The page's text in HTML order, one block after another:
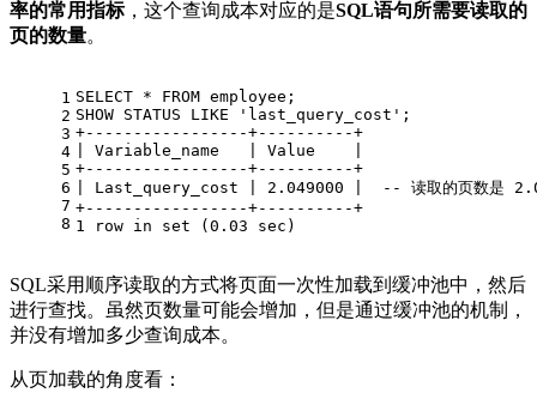
率的常用指标，这个查询成本对应的是SQL语句所需要读取的
页的数量。
1
2
3
4
5
6
7
8
SELECT * FROM employee;
SHOW STATUS LIKE 'last_query_cost' ;
+-----------------+----------+
Variable_name Value
+-----------------+----------+
Last_query_cost 2.049000
-- 读取的页数是
+-----------------+----------+
1
row in set ( 0.03 sec)
SQL采用顺序读取的方式将页面一次性加载到缓冲池中，然后
进行查找。虽然页数量可能会增加，但是通过缓冲池的机制，
并没有增加多少查询成本。
从页加载的角度看：